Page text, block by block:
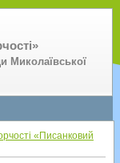
Миколаївської
«Писанковий